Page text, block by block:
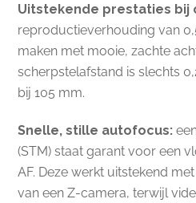
Uitstekende prestaties bij
reproductieverhouding van
maken met mooie, zachte
scherpstelafstand is slechts
bij 105 mm.
Snelle, stille autofocus:
(STM) staat garant voor een
AF. Deze werkt uitstekend
van een Z-camera, terwijl